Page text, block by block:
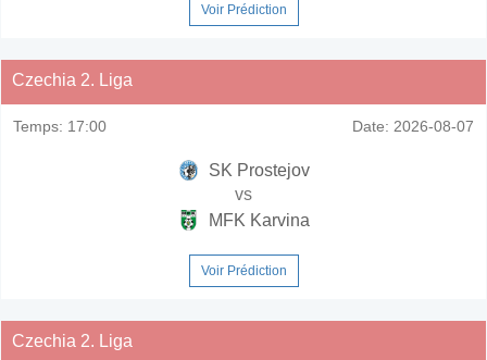
Voir Prédiction
Czechia 2. Liga
Temps: 17:00 Date: 2026-08-07
SK Prostejov
vs
MFK Karvina
Voir Prédiction
Czechia 2. Liga